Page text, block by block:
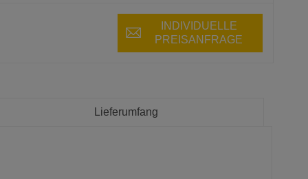
INDIVIDUELLE
PREISANFRAGE
Lieferumfang